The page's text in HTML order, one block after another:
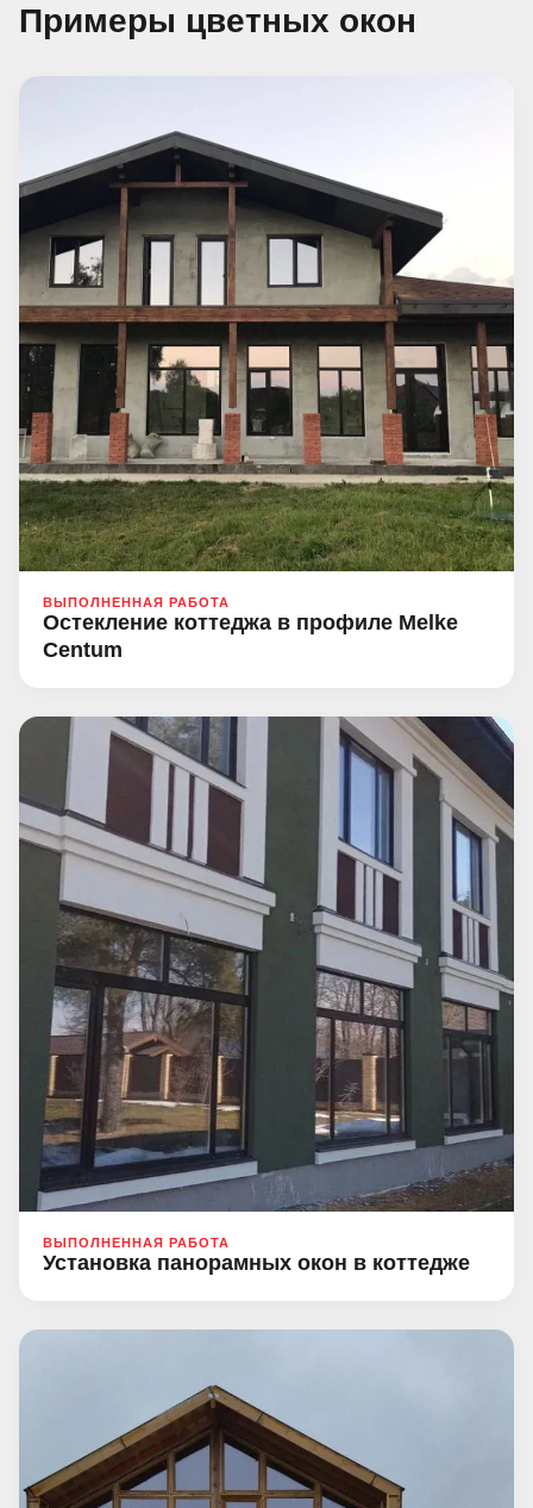
Примеры цветных окон
ВЫПОЛНЕННАЯ РАБОТА
Остекление коттеджа в профиле Melke
Centum
ВЫПОЛНЕННАЯ РАБОТА
Установка панорамных окон в коттедже